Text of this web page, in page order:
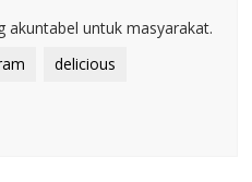
akuntabel untuk masyarakat.
delicious